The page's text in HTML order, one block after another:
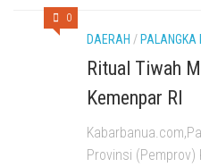
0
DAERAH / PALANGKA
Ritual Tiwah
Kemenpar RI
Provinsi (Pemprov)